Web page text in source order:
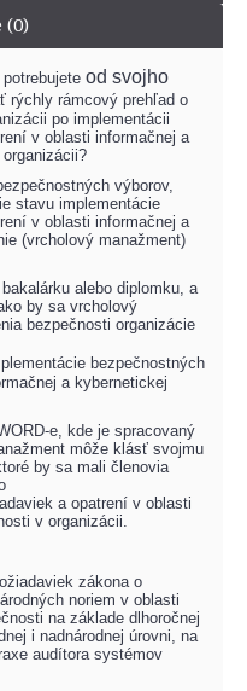
(0)
od svojho
rýchly rámcový prehľad o
po implementácii
v oblasti informačnej a
výborov,
stavu implementácie
v oblasti informačnej a
(vrcholový manažment)
alebo diplomku, a
by sa vrcholový
bezpečnosti organizácie
bezpečnostných
a kybernetickej
e, kde je spracovaný
môže klásť svojmu
by sa mali členovia
a opatrení v oblasti
v organizácii.
zákona o
noriem v oblasti
na základe dlhoročnej
i nadnárodnej úrovni, na
audítora systémov